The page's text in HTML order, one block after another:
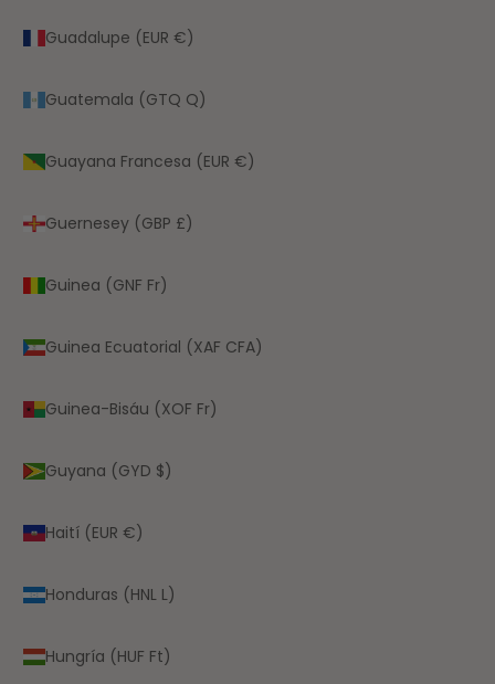
Guadalupe (EUR €)
Guatemala (GTQ Q)
Guayana Francesa (EUR €)
Guernesey (GBP £)
Guinea (GNF Fr)
Guinea Ecuatorial (XAF CFA)
Guinea-Bisáu (XOF Fr)
Guyana (GYD $)
Haití (EUR €)
Honduras (HNL L)
Hungría (HUF Ft)